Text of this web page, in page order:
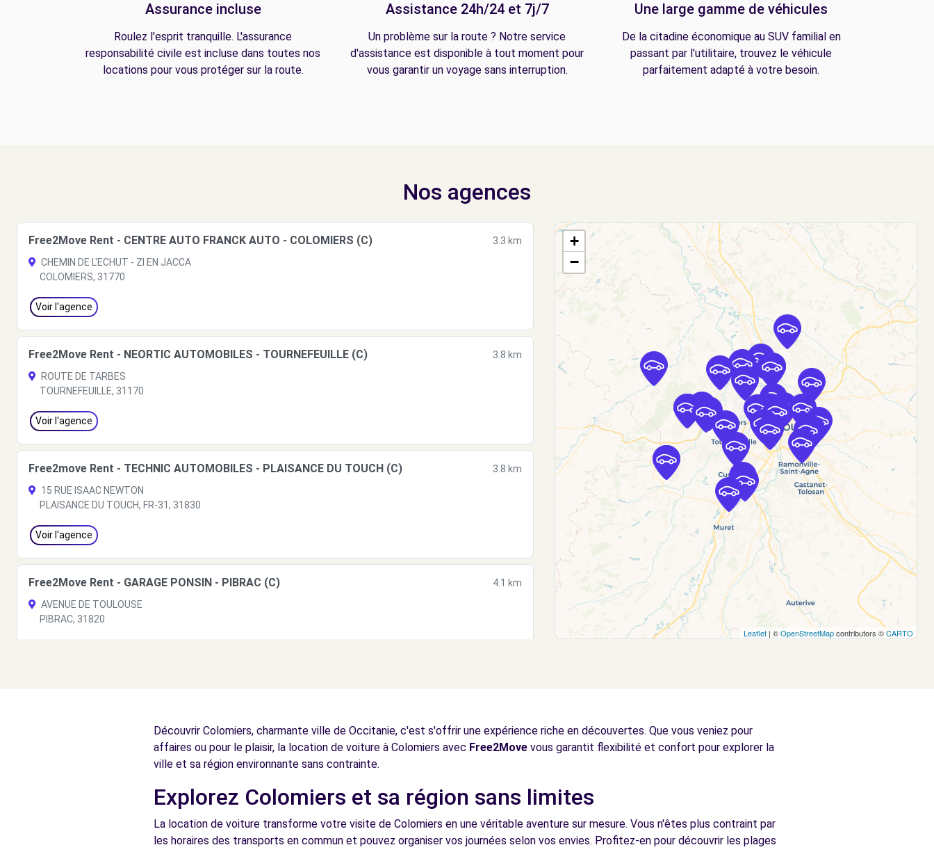
Assurance incluse
Roulez l'esprit tranquille. L'assurance
responsabilité civile est incluse dans toutes nos
locations pour vous protéger sur la route.
Assistance 24h/24 et 7j/7
Un problème sur la route ? Notre service
d'assistance est disponible à tout moment pour
vous garantir un voyage sans interruption.
Une large gamme de véhicules
De la citadine économique au SUV familial en
passant par l'utilitaire, trouvez le véhicule
parfaitement adapté à votre besoin.
Nos agences
Free2Move Rent - CENTRE AUTO FRANCK AUTO - COLOMIERS (C)
3.3 km
CHEMIN DE L'ECHUT - ZI EN JACCA
COLOMIERS, 31770
Voir l'agence
Free2Move Rent - NEORTIC AUTOMOBILES - TOURNEFEUILLE (C)
3.8 km
ROUTE DE TARBES
TOURNEFEUILLE, 31170
Voir l'agence
Free2move Rent - TECHNIC AUTOMOBILES - PLAISANCE DU TOUCH (C)
3.8 km
15 RUE ISAAC NEWTON
PLAISANCE DU TOUCH, FR-31, 31830
Voir l'agence
Free2Move Rent - GARAGE PONSIN - PIBRAC (C)
4.1 km
AVENUE DE TOULOUSE
PIBRAC, 31820
Free2Move Rent - MIDI SERVICE - TOULOUSE (C)
+
−
Leaflet | ©OpenStreetMapcontributors ©CARTO
Découvrir Colomiers, charmante ville de Occitanie, c'est s'offrir une expérience riche en découvertes. Que vous veniez pour
affaires ou pour le plaisir, la location de voiture à Colomiers avec Free2Move vous garantit flexibilité et confort pour explorer la
ville et sa région environnante sans contrainte.
Explorez Colomiers et sa région sans limites
La location de voiture transforme votre visite de Colomiers en une véritable aventure sur mesure. Vous n'êtes plus contraint par
les horaires des transports en commun et pouvez organiser vos journées selon vos envies. Profitez-en pour découvrir les plages